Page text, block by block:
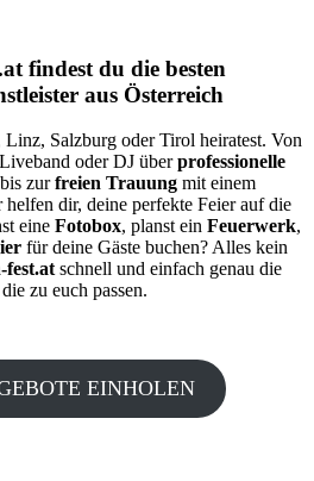
findest du die besten
aus Österreich
Salzburg oder Tirol heiratest. Von
oder DJ überprofessionelle
zurfreien Trauungmit einem
dir, deine perfekte Feier auf die
eine Fotobox, planst ein Feuerwerk,
für deine Gäste buchen? Alles kein
fest.atschnell und einfach genau die
zu euch passen.
EINHOLEN